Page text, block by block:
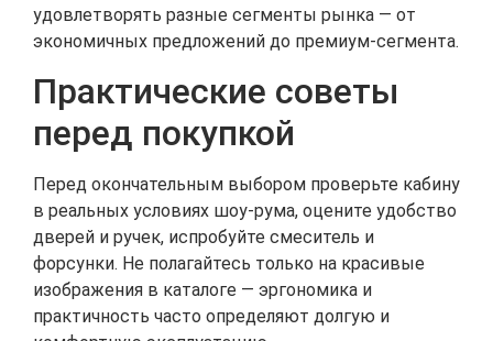
удовлетворять разные сегменты рынка — от
экономичных предложений до премиум‑сегмента.
Практические советы
перед покупкой
Перед окончательным выбором проверьте кабину
в реальных условиях шоу‑рума, оцените удобство
дверей и ручек, испробуйте смеситель и
форсунки. Не полагайтесь только на красивые
изображения в каталоге — эргономика и
практичность часто определяют долгую и